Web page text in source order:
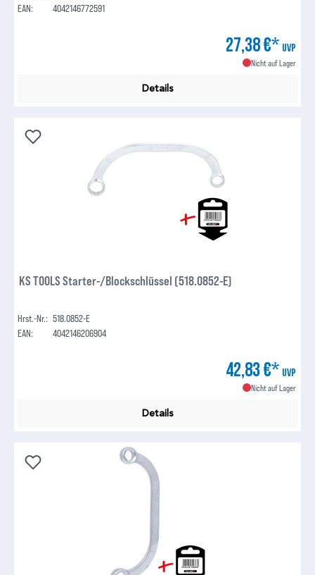
EAN:
4042146772591
27,38 €* UVP
Nicht auf Lager
Details
KS TOOLS Starter-/Blockschlüssel (518.0852-E)
Hrst.-Nr.: 518.0852-E
EAN:
4042146206904
42,83 €* UVP
Nicht auf Lager
Details